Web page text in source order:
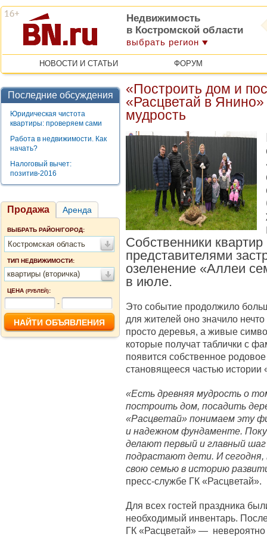
Недвижимость
в Костромской области
выбрать регион
НОВОСТИ И СТАТЬИ ФОРУМ
Последние обсуждения
Юридическая чистота
квартиры: проверяем сами
Работа в недвижимости. Как
начать?
Налоговый вычет:
позитив-2016
Продажа Аренда
ВЫБРАТЬ РАЙОН/ГОРОД:
Костромская область
ТИП НЕДВИЖИМОСТИ:
квартиры (вторичка)
ЦЕНА (РУБЛЕЙ):
-
«Построить дом и
«Расцветай в
мудрость
Собственники
представителями
озеленение «Аллеи
в июле.
Это событие продолжило
для жителей оно значило
просто деревья, а живые
которые получат таблички с
появится собственное
становящееся частью истории
«Есть древняя мудрость о
построить дом, посадить
«Расцветай» понимаем эту
и надежном фундаменте.
делают первый и главный
подрастают дети. И сегодня,
свою семью в историю
пресс-службе ГК «Расцветай».
Для всех гостей праздника
необходимый инвентарь.
ГК «Расцветай» —